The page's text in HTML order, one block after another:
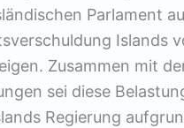
Parlament
Islands
Zusammen mit
sei diese
Regierung